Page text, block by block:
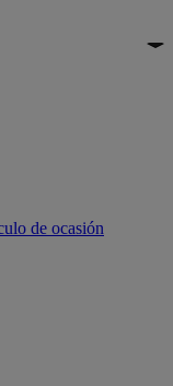
Trucks
de ocasión